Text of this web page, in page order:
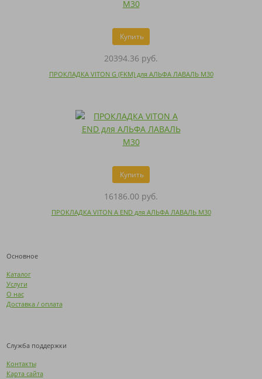
Купить
20394.36 руб.
ПРОКЛАДКА VITON G (FKM) для АЛЬФА ЛАВАЛЬ M30
Купить
16186.00 руб.
ПРОКЛАДКА VITON A END для АЛЬФА ЛАВАЛЬ M30
Основное
Каталог
Услуги
О нас
Доставка / оплата
Служба поддержки
Контакты
Карта сайта